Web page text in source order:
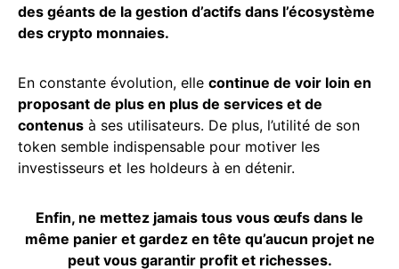
des géants de la gestion d’actifs dans l’écosystème
des crypto monnaies.
En constante évolution, elle continue de voir loin en
proposant de plus en plus de services et de
contenus à ses utilisateurs. De plus, l’utilité de son
token semble indispensable pour motiver les
investisseurs et les holdeurs à en détenir.
Enfin, ne mettez jamais tous vous œufs dans le
même panier et gardez en tête qu’aucun projet ne
peut vous garantir profit et richesses.